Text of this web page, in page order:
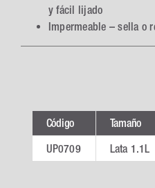
y fácil lijado
Impermeable – sella o
Código Tamaño
UP0709 Lata 1.1L